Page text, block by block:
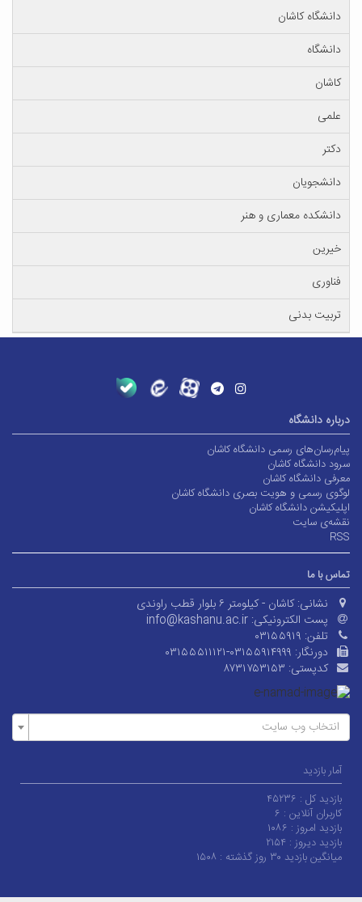
دانشگاه کاشان
دانشگاه
کاشان
علمی
دکتر
دانشجویان
دانشکده معماری و هنر
خیرین
فناوری
تربیت بدنی
درباره دانشگاه
پیام‌رسان‌های رسمی دانشگاه کاشان
سرود دانشگاه کاشان
معرفی دانشگاه کاشان
لوگوی رسمی و هویت بصری دانشگاه کاشان
اپلیکیشن دانشگاه کاشان
نقشه‌ی سایت
RSS
تماس با ما
نشانی: کاشان - کیلومتر ۶ بلوار قطب راوندی
پست الکترونیکی: info@kashanu.ac.ir
تلفن: ۰۳۱۵۵۹۱۹
دورنگار: ۰۳۱۵۵۵۱۱۱۲۱-۰۳۱۵۵۹۱۴۹۹۹
کدپستی: ۸۷۳۱۷۵۳۱۵۳
انتخاب وب سایت
آمار بازدید
بازدید کل : ۴۵۲۳۶
کاربران آنلاین : ۶
بازدید امروز : ۱۰۸۶
بازدید دیروز : ۲۱۵۴
میانگین بازدید ۳۰ روز گذشته :
۱۵۰۸